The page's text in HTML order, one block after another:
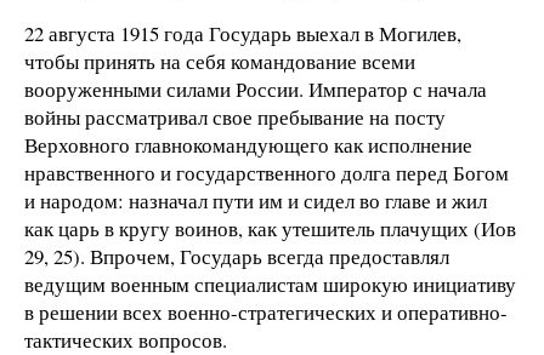
22 августа 1915 года Государь выехал в Могилев,
чтобы принять на себя командование всеми
вооруженными силами России. Император с начала
войны рассматривал свое пребывание на посту
Верховного главнокомандующего как исполнение
нравственного и государственного долга перед Богом
и народом: назначал пути им и сидел во главе и жил
как царь в кругу воинов, как утешитель плачущих (Иов
29, 25). Впрочем, Государь всегда предоставлял
ведущим военным специалистам широкую инициативу
в решении всех военно-стратегических и оперативно-
тактических вопросов.